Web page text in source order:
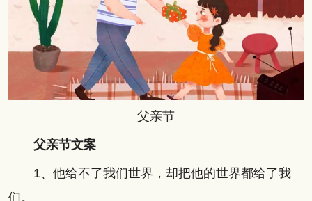
父亲节
父亲节文案
1、他给不了我们世界，却把他的世界都给了我
们。